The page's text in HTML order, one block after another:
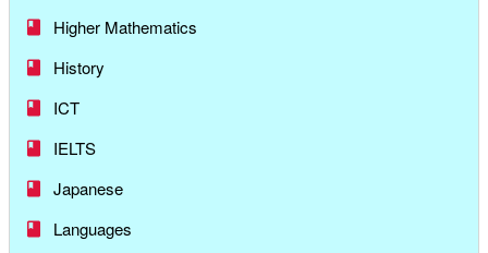
Higher Mathematics
History
ICT
IELTS
Japanese
Languages